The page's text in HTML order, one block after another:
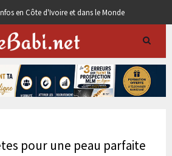
en Côte d'Ivoire et dans le Monde
pour une peau parfaite